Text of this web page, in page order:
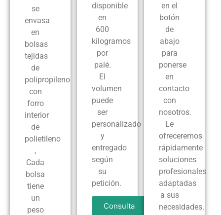
se
envasa
en
bolsas
tejidas
de
polipropileno
con
forro
interior
de
polietileno
,
Cada
bolsa
tiene
un
peso
disponible
en
600
kilogramos
por
palé.
El
volumen
puede
ser
personalizado
y
entregado
según
su
petición.
Consulta
en el
botón
de
abajo
para
ponerse
en
contacto
con
nosotros.
Le
ofreceremos
rápidamente
soluciones
profesionales
adaptadas
a sus
necesidades.